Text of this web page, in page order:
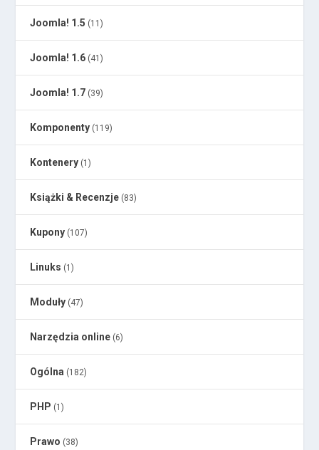
Joomla! 1.5 (11)
Joomla! 1.6 (41)
Joomla! 1.7 (39)
Komponenty (119)
Kontenery (1)
Książki & Recenzje (83)
Kupony (107)
Linuks (1)
Moduły (47)
Narzędzia online (6)
Ogólna (182)
PHP (1)
Prawo (38)